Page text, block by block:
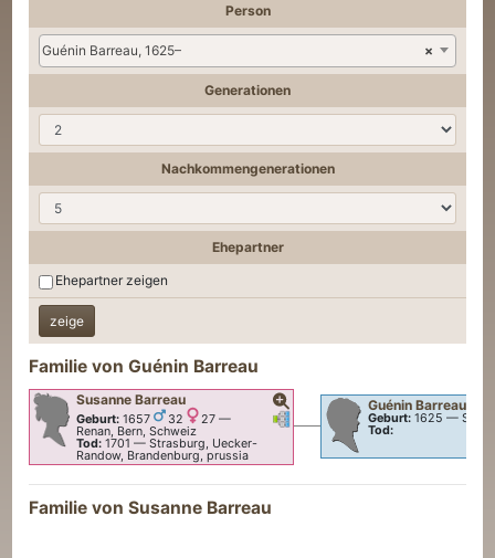
Person
×
Guénin Barreau, 1625–
Generationen
Nachkommengenerationen
Ehepartner
Ehepartner zeigen
Familie vonGuénin Barreau
Verknüpfungen
Verknüpfungen
SusanneBarreau
Geburt: 1657 32 27—
Renan, Bern, Schweiz
Tod: 1701 —Strasburg, Uecker-
Randow, Brandenburg, prussia
GuéninBarreau
Geburt: 1625 —
Tod:
Familie vonSusanne Barreau